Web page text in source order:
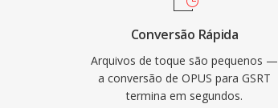
Conversão Rápida
Arquivos de toque são pequenos —
a conversão de OPUS para GSRT
termina em segundos.